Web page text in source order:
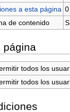
a esta página 0
de contenido
página
todos los
todos los